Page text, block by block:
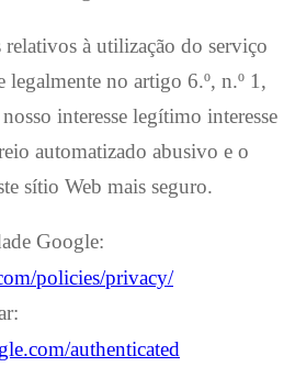
relativos à utilização do serviço
legalmente no artigo 6.º, n.º 1,
interesse legítimo interesse
automatizado abusivo e o
sítio Web mais seguro.
Google:
policies/privacy/
authenticated